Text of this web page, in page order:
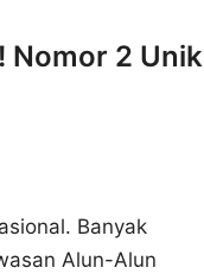
Nomor 2 Unik
Banyak
Alun-Alun